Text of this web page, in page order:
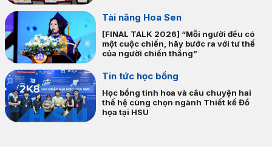
Tài năng Hoa Sen
[FINAL TALK 2026] “Mỗi người đều có
một cuộc chiến, hãy bước ra với tư thế
của người chiến thắng”
Tin tức học bổng
Học bổng tinh hoa và câu chuyện hai
thế hệ cùng chọn ngành Thiết kế Đồ
họa tại HSU